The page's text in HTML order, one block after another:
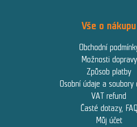
Vše o nákupu
Obchodní
Možnosti dopravy
Způsob platby
Osobní údaje a soubory
VAT refund
Časté dotazy, FAQ
Můj účet